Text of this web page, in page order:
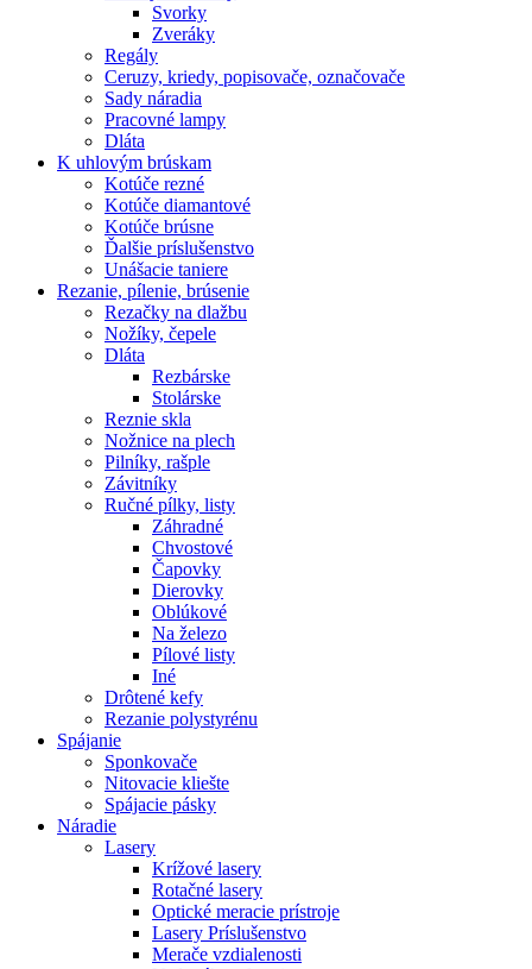
Svorky
Zveráky
Regály
Ceruzy, kriedy, popisovače, označovače
Sady náradia
Pracovné lampy
Dláta
K uhlovým brúskam
Kotúče rezné
Kotúče diamantové
Kotúče brúsne
Ďalšie príslušenstvo
Unášacie taniere
Rezanie, pílenie, brúsenie
Rezačky na dlažbu
Nožíky, čepele
Dláta
Rezbárske
Stolárske
Reznie skla
Nožnice na plech
Pilníky, rašple
Závitníky
Ručné pílky, listy
Záhradné
Chvostové
Čapovky
Dierovky
Oblúkové
Na železo
Pílové listy
Iné
Drôtené kefy
Rezanie polystyrénu
Spájanie
Sponkovače
Nitovacie kliešte
Spájacie pásky
Náradie
Lasery
Krížové lasery
Rotačné lasery
Optické meracie prístroje
Lasery Príslušenstvo
Merače vzdialenosti